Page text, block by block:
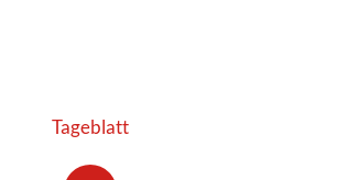
Tageblatt